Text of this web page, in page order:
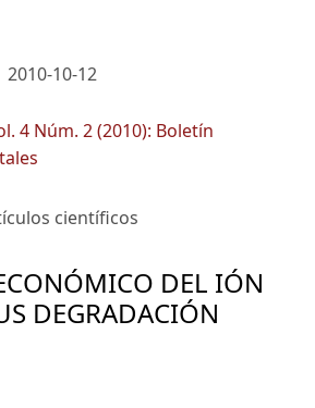
2010-10-12
4 Núm. 2 (2010): Boletín
científicos
DEL IÓN
DEGRADACIÓN